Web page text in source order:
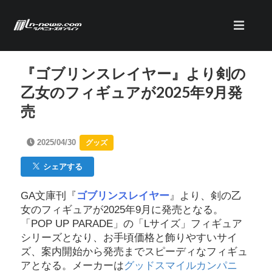
『ゴブリンスレイヤー』より剣の
乙女のフィギュアが2025年9月発
売
2025/04/30 グッズ
シェアする
GA文庫刊『 ゴブリンスレイヤー』より、剣の乙
女のフィギュアが2025年9月に発売となる。
「POP UP PARADE」の「Lサイズ」フィギュア
シリーズとなり、お手頃価格と飾りやすいサイ
ズ、案内開始から発売までスピーディなフィギュ
アとなる。メーカーはグッドスマイルカンパニ